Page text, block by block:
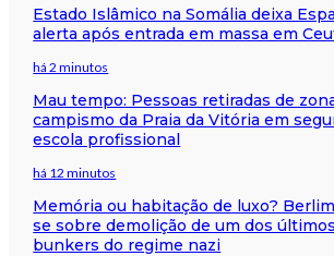
Estado Islâmico na Somália deixa
alerta após entrada em massa em
há 2 minutos
Mau tempo: Pessoas retiradas de
campismo da Praia da Vitória em
escola profissional
há 12 minutos
Memória ou habitação de luxo?
se sobre demolição de um dos últimos
bunkers do regime nazi